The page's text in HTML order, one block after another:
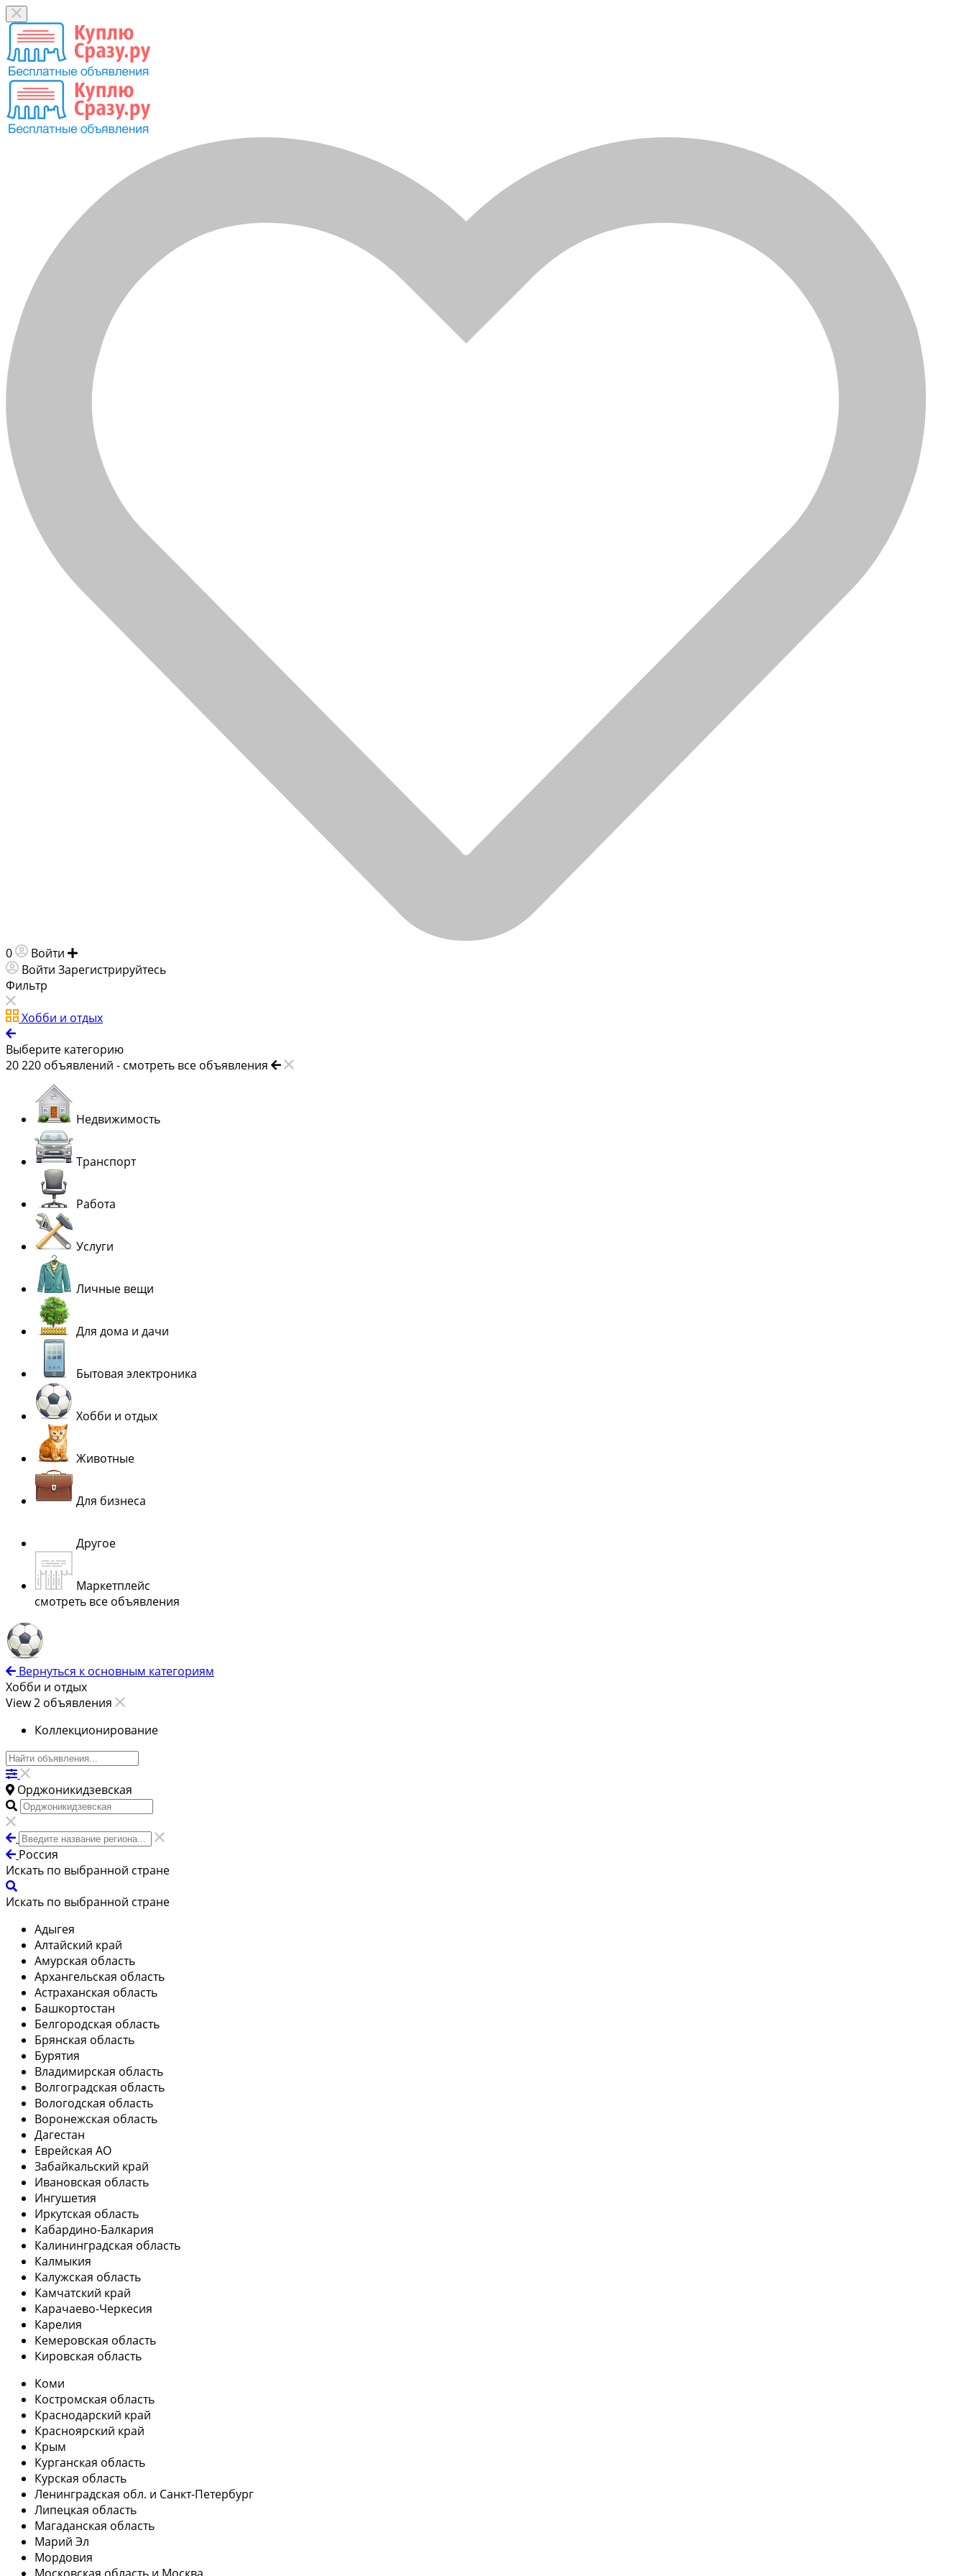
0 Войти
Войти Зарегистрируйтесь
Фильтр
Хобби и отдых
Выберите категорию
20 220 объявлений - смотреть все объявления
Недвижимость
Транспорт
Работа
Услуги
Личные вещи
Для дома и дачи
Бытовая электроника
Хобби и отдых
Животные
Для бизнеса
Другое
Маркетплейс
смотреть все объявления
Вернуться к основным категориям
Хобби и отдых
View 2 объявления
Коллекционирование
Орджоникидзевская
Россия
Искать по выбранной стране
Искать по выбранной стране
Адыгея
Алтайский край
Амурская область
Архангельская область
Астраханская область
Башкортостан
Белгородская область
Брянская область
Бурятия
Владимирская область
Волгоградская область
Вологодская область
Воронежская область
Дагестан
Еврейская АО
Забайкальский край
Ивановская область
Ингушетия
Иркутская область
Кабардино-Балкария
Калининградская область
Калмыкия
Калужская область
Камчатский край
Карачаево-Черкесия
Карелия
Кемеровская область
Кировская область
Коми
Костромская область
Краснодарский край
Красноярский край
Крым
Курганская область
Курская область
Ленинградская обл. и Санкт-Петербург
Липецкая область
Магаданская область
Марий Эл
Мордовия